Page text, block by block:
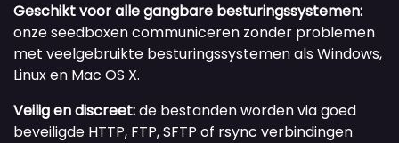
Geschikt voor alle gangbare besturingssystemen:
onze seedboxen communiceren zonder problemen
met veelgebruikte besturingssystemen als Windows,
Linux en Mac OS X.
Veilig en discreet:de bestanden worden via goed
beveiligde HTTP, FTP, SFTP of rsync verbindingen